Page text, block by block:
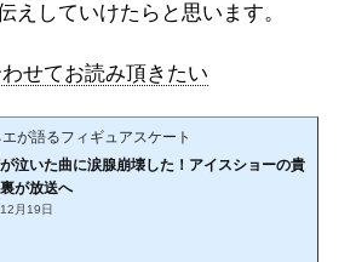
えしていけたらと思います。
せてお読み頂きたい
が語るフィギュアスケート
泣いた曲に涙腺崩壊した！アイスショーの貴
が放送へ
月19日